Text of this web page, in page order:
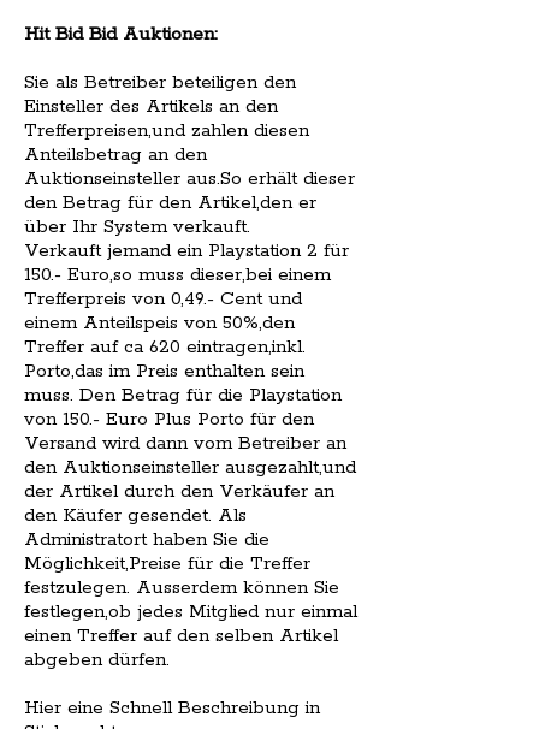
Hit Bid Bid Auktionen:
Sie als Betreiber beteiligen den
Einsteller des Artikels an den
Trefferpreisen,und zahlen diesen
Anteilsbetrag an den
Auktionseinsteller aus.So erhält dieser
den Betrag für den Artikel,den er
über Ihr System verkauft.
Verkauft jemand ein Playstation 2 für
150.- Euro,so muss dieser,bei einem
Trefferpreis von 0,49.- Cent und
einem Anteilspeis von 50%,den
Treffer auf ca 620 eintragen,inkl.
Porto,das im Preis enthalten sein
muss. Den Betrag für die Playstation
von 150.- Euro Plus Porto für den
Versand wird dann vom Betreiber an
den Auktionseinsteller ausgezahlt,und
der Artikel durch den Verkäufer an
den Käufer gesendet. Als
Administratort haben Sie die
Möglichkeit,Preise für die Treffer
festzulegen. Ausserdem können Sie
festlegen,ob jedes Mitglied nur einmal
einen Treffer auf den selben Artikel
abgeben dürfen.
Hier eine Schnell Beschreibung in